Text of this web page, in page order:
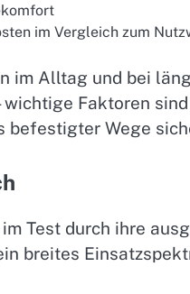
im Vergleich zum
im Alltag und bei
Faktoren
befestigter Wege
Test durch ihre
breites